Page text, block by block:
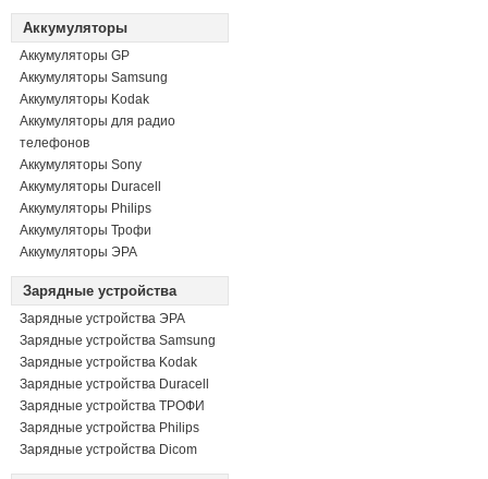
Аккумуляторы
Аккумуляторы GP
Аккумуляторы Samsung
Аккумуляторы Kodak
Аккумуляторы для радио
телефонов
Аккумуляторы Sony
Аккумуляторы Duracell
Аккумуляторы Philips
Аккумуляторы Трофи
Аккумуляторы ЭРА
Зарядные устройства
Зарядные устройства ЭРА
Зарядные устройства Samsung
Зарядные устройства Kodak
Зарядные устройства Duracell
Зарядные устройства ТРОФИ
Зарядные устройства Philips
Зарядные устройства Dicom